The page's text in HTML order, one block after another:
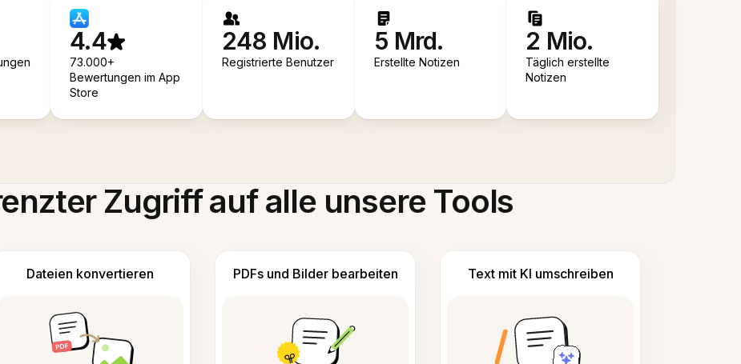
4.4
73.000+
Bewertungen im App
Store
248 Mio.
Registrierte Benutzer
5 Mrd.
Erstellte Notizen
2 Mio.
Täglich erstellte
Notizen
Zugriff auf alle unsere Tools
Dateien konvertieren PDFs und Bilder bearbeiten Text mit KI umschreiben